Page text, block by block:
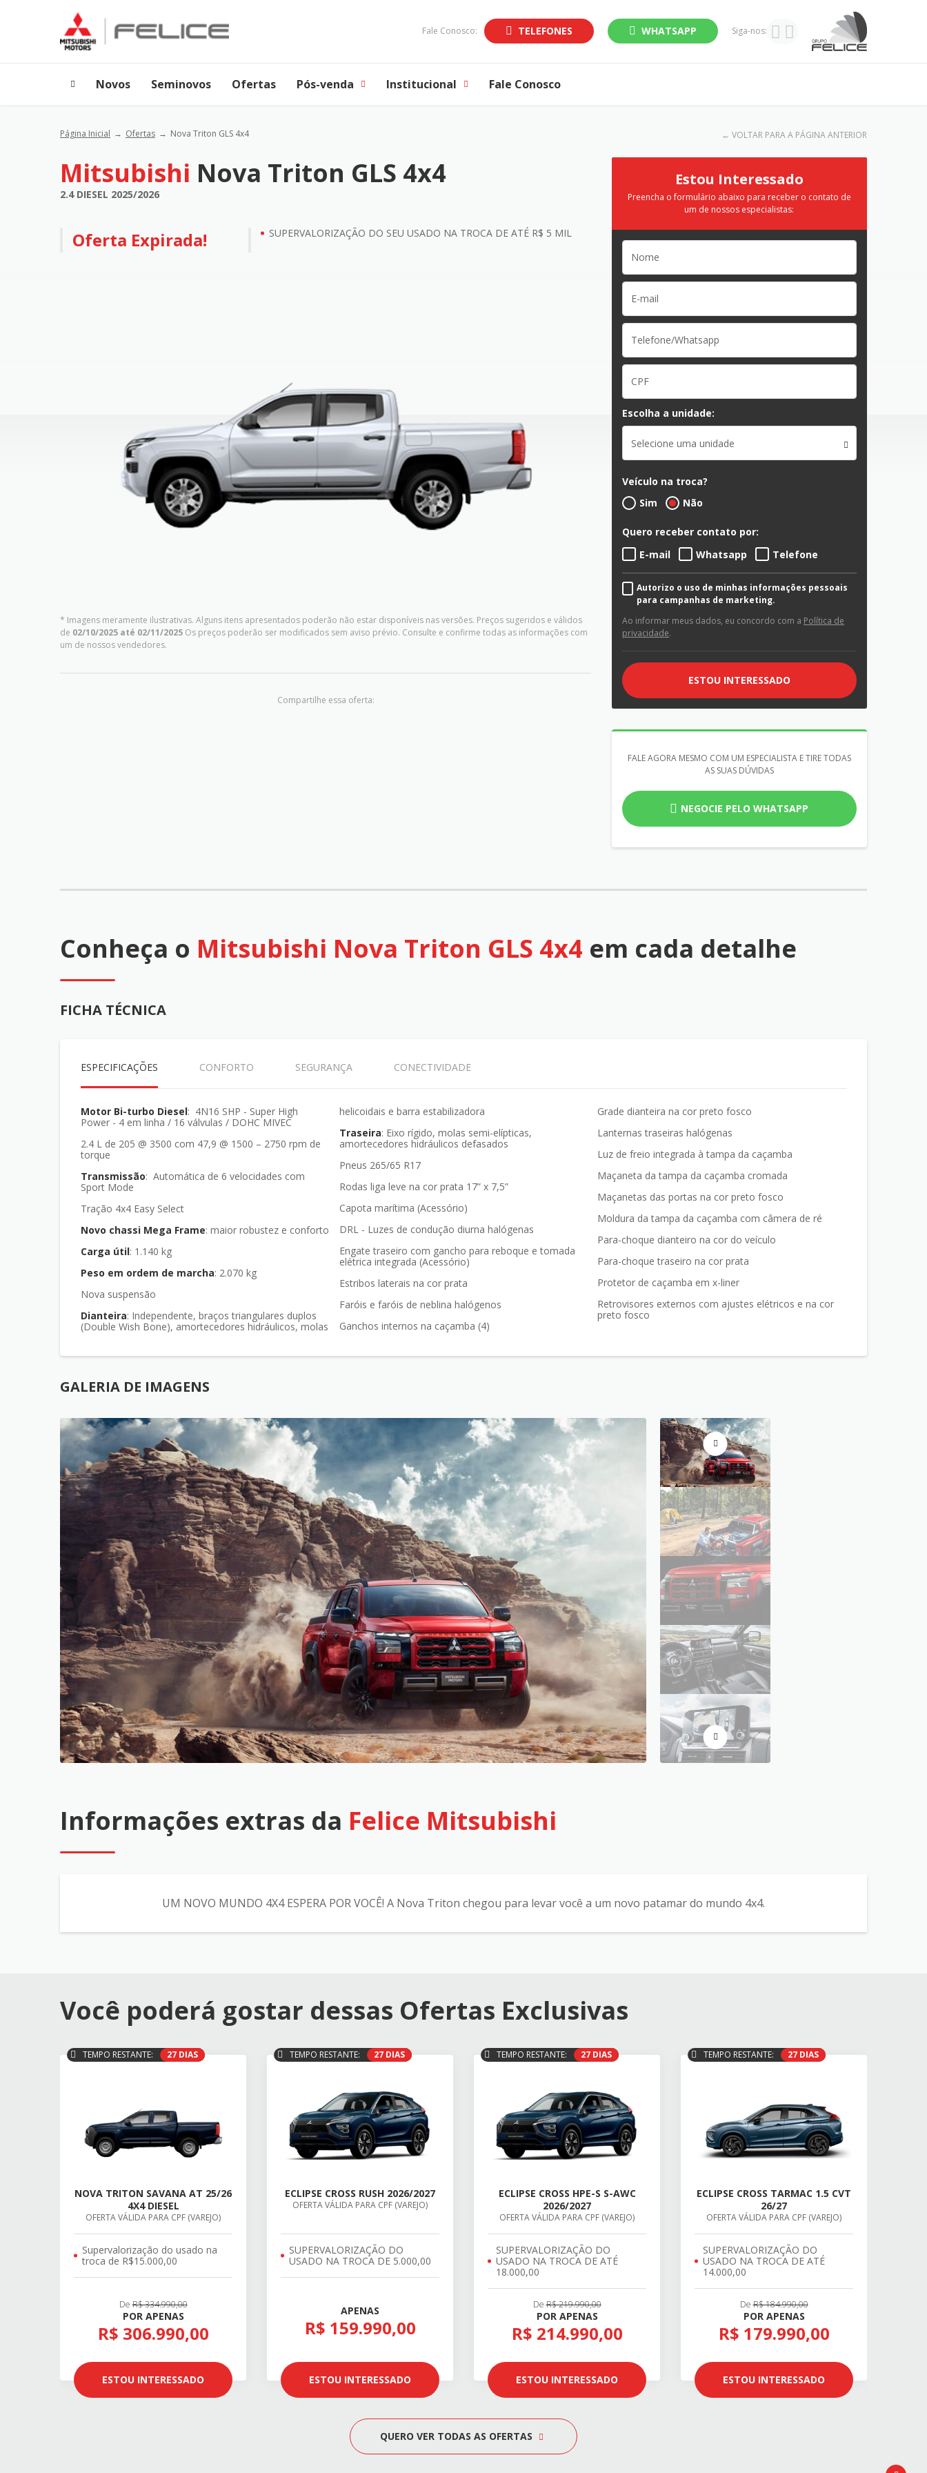
Fale Conosco: TELEFONES WHATSAPP Siga-nos:
Novos Seminovos Ofertas Pós-venda Institucional Fale Conosco
Página Inicial Ofertas Nova Triton GLS 4x4 ← VOLTAR PARA A PÁGINA ANTERIOR
Mitsubishi Nova Triton GLS 4x4
2.4 DIESEL 2025/2026
Oferta Expirada! SUPERVALORIZAÇÃO DO SEU USADO NA TROCA DE ATÉ R$ 5 MIL
* Imagens meramente ilustrativas. Alguns itens apresentados poderão não estar disponíveis nas versões. Preços sugeridos e válidos
de 02/10/2025 até 02/11/2025 Os preços poderão ser modificados sem aviso prévio. Consulte e confirme todas as informações com
um de nossos vendedores.
Compartilhe essa oferta:
Estou Interessado
Preencha o formulário abaixo para receber o contato de
um de nossos especialistas:
Escolha a unidade:
Selecione uma unidade
Veículo na troca?
Sim
Não
Quero receber contato por:
E-mail
Whatsapp Telefone
Autorizo o uso de minhas informações pessoais
para campanhas de marketing.
Ao informar meus dados, eu concordo com a Política de
privacidade.
ESTOU INTERESSADO
FALE AGORA MESMO COM UM ESPECIALISTA E TIRE TODAS
AS SUAS DÚVIDAS
NEGOCIE PELO WHATSAPP
Conheça o Mitsubishi Nova Triton GLS 4x4 em cada detalhe
FICHA TÉCNICA
ESPECIFICAÇÕES CONFORTO SEGURANÇA CONECTIVIDADE
Motor Bi-turbo Diesel: 4N16 SHP - Super High
Power - 4 em linha / 16 válvulas / DOHC MIVEC
2.4 L de 205 @ 3500 com 47,9 @ 1500 – 2750 rpm de
torque
Transmissão: Automática de 6 velocidades com
Sport Mode
Tração 4x4 Easy Select
Novo chassi Mega Frame : maior robustez e conforto
Carga útil : 1.140 kg
Peso em ordem de marcha : 2.070 kg
Nova suspensão
Dianteira: Independente, braços triangulares duplos
(Double Wish Bone), amortecedores hidráulicos, molas
helicoidais e barra estabilizadora
Traseira: Eixo rígido, molas semi-elípticas,
amortecedores hidráulicos defasados
Pneus 265/65 R17
Rodas liga leve na cor prata 17” x 7,5”
Capota marítima (Acessório)
DRL - Luzes de condução diurna halógenas
Engate traseiro com gancho para reboque e tomada
elétrica integrada (Acessório)
Estribos laterais na cor prata
Faróis e faróis de neblina halógenos
Ganchos internos na caçamba (4)
Grade dianteira na cor preto fosco
Lanternas traseiras halógenas
Luz de freio integrada à tampa da caçamba
Maçaneta da tampa da caçamba cromada
Maçanetas das portas na cor preto fosco
Moldura da tampa da caçamba com câmera de ré
Para-choque dianteiro na cor do veículo
Para-choque traseiro na cor prata
Protetor de caçamba em x-liner
Retrovisores externos com ajustes elétricos e na cor
preto fosco
GALERIA DE IMAGENS
Informações extras da Felice Mitsubishi
UM NOVO MUNDO 4X4 ESPERA POR VOCÊ! A Nova Triton chegou para levar você a um novo patamar do mundo 4x4.
Você poderá gostar dessas Ofertas Exclusivas
TEMPO RESTANTE: 27 DIAS
NOVA TRITON SAVANA AT 25/26
4X4 DIESEL
OFERTA VÁLIDA PARA CPF (VAREJO)
Supervalorização do usado na
troca de R$15.000,00
DeR$ 334.990,00
POR APENAS
R$ 306.990,00
ESTOU INTERESSADO
TEMPO RESTANTE: 27 DIAS
ECLIPSE CROSS RUSH 2026/2027
OFERTA VÁLIDA PARA CPF (VAREJO)
SUPERVALORIZAÇÃO DO
USADO NA TROCA DE 5.000,00
APENAS
R$ 159.990,00
ESTOU INTERESSADO
TEMPO RESTANTE: 27 DIAS
ECLIPSE CROSS HPE-S S-AWC
2026/2027
OFERTA VÁLIDA PARA CPF (VAREJO)
SUPERVALORIZAÇÃO DO
USADO NA TROCA DE ATÉ
18.000,00
DeR$ 219.990,00
POR APENAS
R$ 214.990,00
ESTOU INTERESSADO
TEMPO RESTANTE: 27 DIAS
ECLIPSE CROSS TARMAC 1.5 CVT
26/27
OFERTA VÁLIDA PARA CPF (VAREJO)
SUPERVALORIZAÇÃO DO
USADO NA TROCA DE ATÉ
14.000,00
DeR$ 184.990,00
POR APENAS
R$ 179.990,00
ESTOU INTERESSADO
QUERO VER TODAS AS OFERTAS